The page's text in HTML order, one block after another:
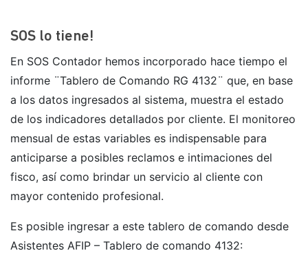
SOS lo tiene!
En SOS Contador hemos incorporado hace tiempo el
informe ¨Tablero de Comando RG 4132¨ que, en base
a los datos ingresados al sistema, muestra el estado
de los indicadores detallados por cliente. El monitoreo
mensual de estas variables es indispensable para
anticiparse a posibles reclamos e intimaciones del
fisco, así como brindar un servicio al cliente con
mayor contenido profesional.
Es posible ingresar a este tablero de comando desde
Asistentes AFIP – Tablero de comando 4132: